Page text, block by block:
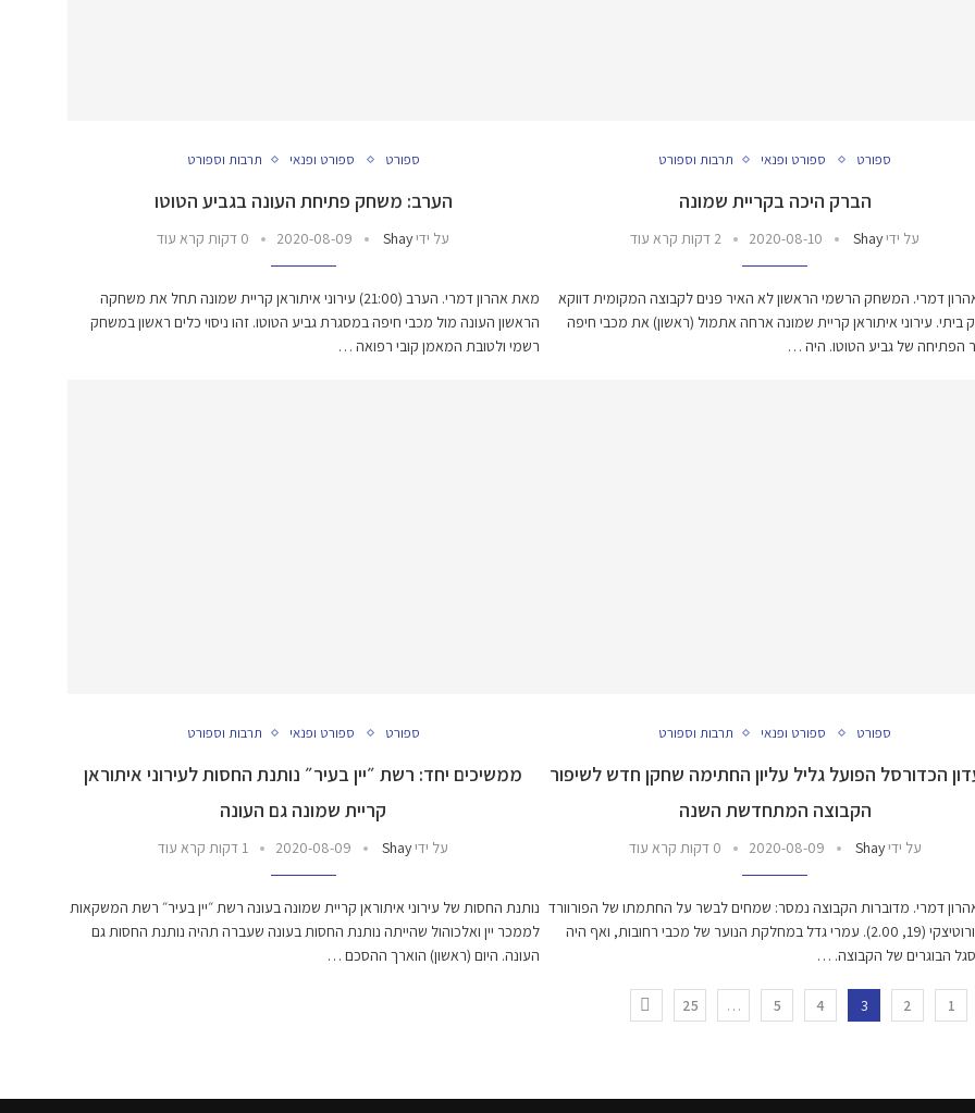
ספורט ספורט ופנאי תרבות וספורט
הברק היכה בקריית שמונה
על ידיShay
2020-08-10 2 דקות קרא עוד
דמרי. המשחק הרשמי הראשון לא האיר פנים לקבוצה המקומית דווקא
עירוני איתוראן קריית שמונה ארחה אתמול (ראשון) את מכבי חיפה
הפתיחה של גביע הטוטו. היה …
ספורט ספורט ופנאי תרבות וספורט
הערב: משחק פתיחת העונה בגביע הטוטו
על ידיShay
2020-08-09 0 דקות קרא עוד
מאת אהרון דמרי. הערב (21:00) עירוני איתוראן קריית שמונה תחל את משחקה
הראשון העונה מול מכבי חיפה במסגרת גביע הטוטו. זהו ניסוי כלים ראשון במשחק
רשמי ולטובת המאמן קובי רפואה …
ספורט ספורט ופנאי תרבות וספורט
הכדורסל הפועל גליל עליון החתימה שחקן חדש לשיפור
הקבוצה המתחדשת השנה
על ידיShay
2020-08-09 0 דקות קרא עוד
דמרי. מדוברות הקבוצה נמסר: שמחים לבשר על החתמתו של הפורוורד
עמרי וורוטיצקי (19, 2.00). עמרי גדל במחלקת הנוער של מכבי רחובות, ואף היה
הבוגרים של הקבוצה. …
ספורט ספורט ופנאי תרבות וספורט
ממשיכים יחד: רשת ״יין בעיר״ נותנת החסות לעירוני איתוראן
קריית שמונה גם העונה
על ידיShay
2020-08-09 1 דקות קרא עוד
נותנת החסות של עירוני איתוראן קריית שמונה בעונה רשת ״יין בעיר״ רשת המשקאות
לממכר יין ואלכוהול שהייתה נותנת החסות בעונה שעברה תהיה נותנת החסות גם
העונה. היום (ראשון) הוארך ההסכם …
1
2
3
4
5
…
25